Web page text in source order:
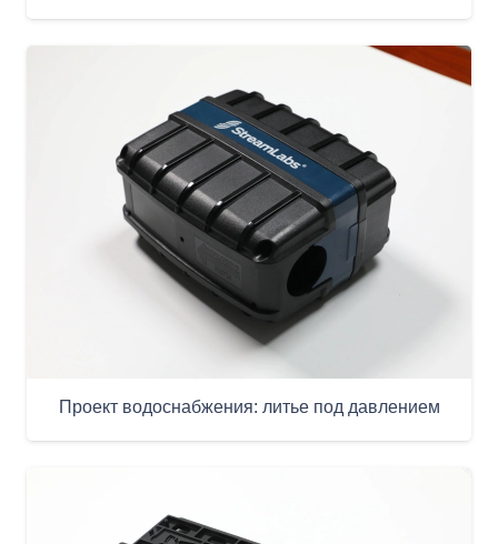
Проект водоснабжения: литье под давлением